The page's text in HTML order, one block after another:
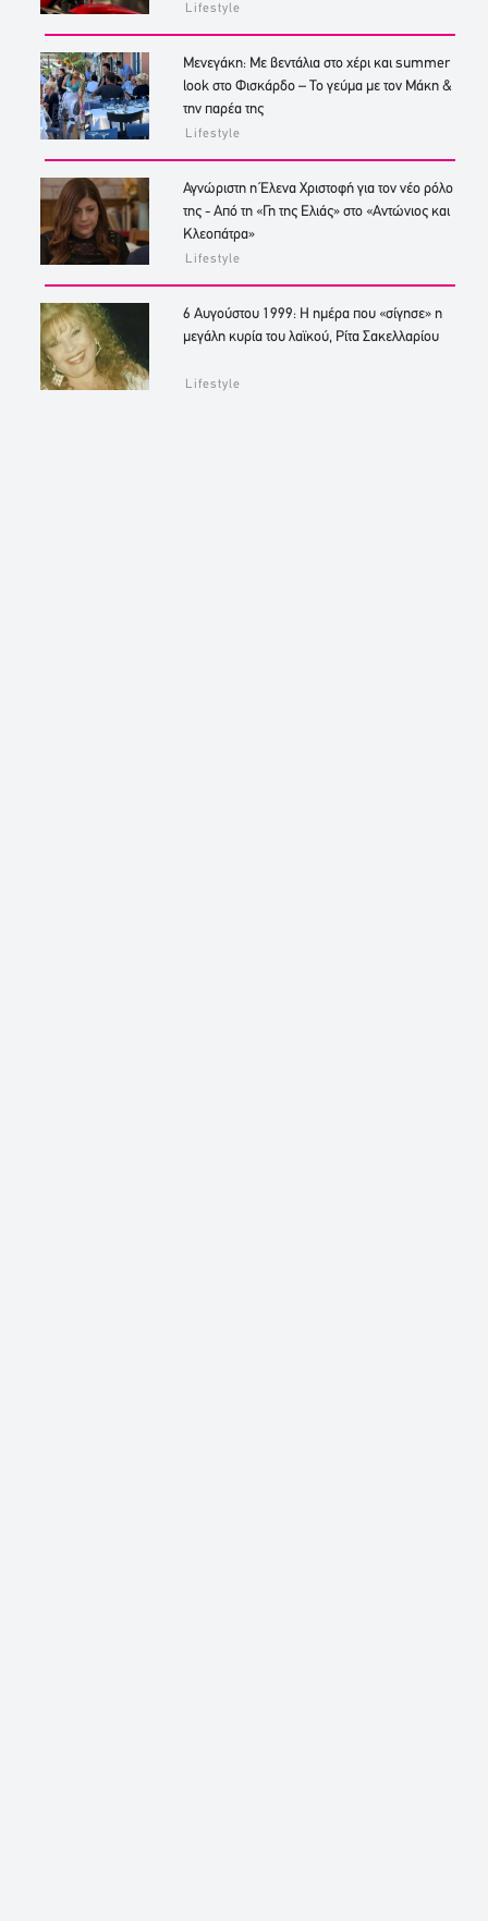
Lifestyle
Μενεγάκη: Με βεντάλια στο χέρι και summer
look στο Φισκάρδο – Το γεύμα με τον Μάκη &
την παρέα της
Lifestyle
Αγνώριστη η Έλενα Χριστοφή για τον νέο ρόλο
της - Από τη «Γη της Ελιάς» στο «Αντώνιος και
Κλεοπάτρα»
Lifestyle
6 Αυγούστου 1999: Η ημέρα που «σίγησε» η
μεγάλη κυρία του λαϊκού, Ρίτα Σακελλαρίου
Lifestyle